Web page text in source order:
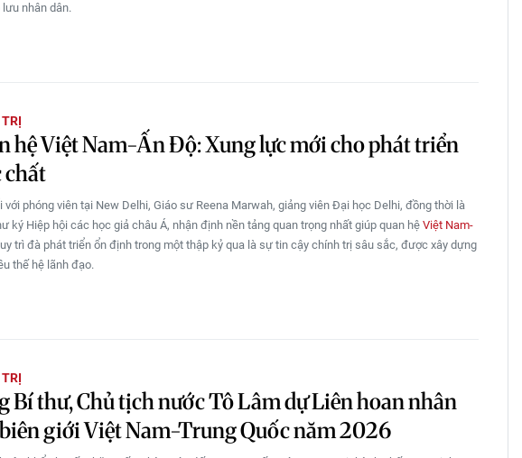
lưu nhân dân.
hệ Việt Nam-Ấn Độ: Xung lực mới cho phát triển
chất
với phóng viên tại New Delhi, Giáo sư Reena Marwah, giảng viên Đại học Delhi, đồng thời là
ký Hiệp hội các học giả châu Á, nhận định nền tảng quan trọng nhất giúp quan hệ Việt Nam-
trì đà phát triển ổn định trong một thập kỷ qua là sự tin cậy chính trị sâu sắc, được xây dựng
thế hệ lãnh đạo.
Bí thư, Chủ tịch nước Tô Lâm dự Liên hoan nhân
giới Việt Nam-Trung Quốc năm 2026